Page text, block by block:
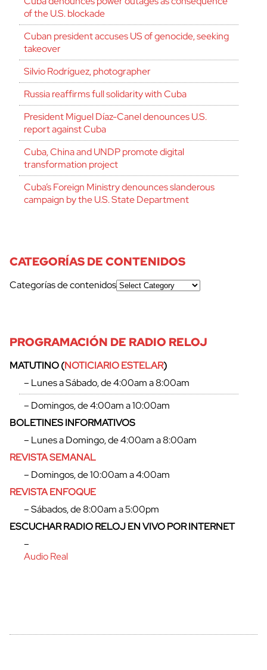
of the U.S. blockade
Cuban president accuses US of genocide, seeking
takeover
Silvio Rodríguez, photographer
Russia reaffirms full solidarity with Cuba
President Miguel Díaz-Canel denounces U.S.
report against Cuba
Cuba, China and UNDP promote digital
transformation project
Cuba’s Foreign Ministry denounces slanderous
campaign by the U.S. State Department
CATEGORÍAS DE CONTENIDOS
Categorías de contenidos
PROGRAMACIÓN DE RADIO RELOJ
MATUTINO (NOTICIARIO ESTELAR)
– Lunes a Sábado, de 4:00am a 8:00am
– Domingos, de 4:00am a 10:00am
BOLETINES INFORMATIVOS
– Lunes a Domingo, de 4:00am a 8:00am
REVISTA SEMANAL
– Domingos, de 10:00am a 4:00am
REVISTA ENFOQUE
– Sábados, de 8:00am a 5:00pm
ESCUCHAR RADIO RELOJ EN VIVO POR INTERNET
–
Audio Real